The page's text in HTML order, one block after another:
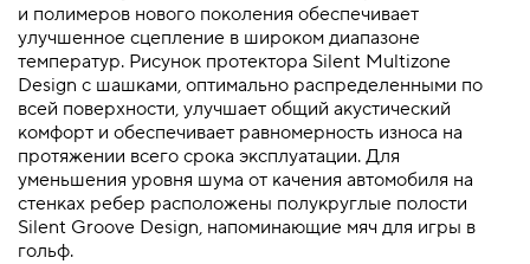
и полимеров нового поколения обеспечивает
улучшенное сцепление в широком диапазоне
температур. Рисунок протектора Silent Multizone
Design с шашками, оптимально распределенными по
всей поверхности, улучшает общий акустический
комфорт и обеспечивает равномерность износа на
протяжении всего срока эксплуатации. Для
уменьшения уровня шума от качения автомобиля на
стенках ребер расположены полукруглые полости
Silent Groove Design, напоминающие мяч для игры в
гольф.